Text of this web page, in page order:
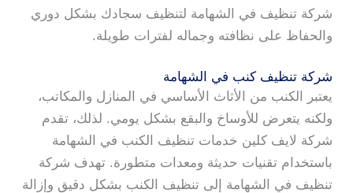
شركة تنظيف في الشهامة لتنظيف سجادك بشكل دوري
والحفاظ على نظافته وجماله لفترات طويلة.
شركة تنظيف كنب في الشهامة
يعتبر الكنب من الأثاث الأساسي في المنازل والمكاتب،
ولكنه يتعرض للأوساخ والبقع بشكل يومي. لذلك، تقدم
شركة لايف كلين خدمات تنظيف الكنب في الشهامة
باستخدام تقنيات حديثة ومعدات متطورة. تهدف شركة
تنظيف في الشهامة إلى تنظيف الكنب بشكل دقيق وإزالة